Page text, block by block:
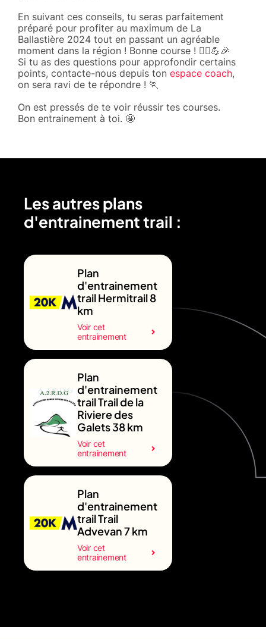
En suivant ces conseils, tu seras parfaitement
préparé pour profiter au maximum de La
Ballastière 2024 tout en passant un agréable
moment dans la région ! Bonne course ! 🏃‍♀️💪🎉
Si tu as des questions pour approfondir certains
points, contacte-nous depuis ton espace coach,
on sera ravi de te répondre ! 🏃
On est pressés de te voir réussir tes courses.
Bon entrainement à toi. 🤩
Les autres plans
d'entrainement trail :
Plan
d'entrainement
trail Hermitrail 8
km
Voir cet
entrainement
Plan
d'entrainement
trail Trail de la
Riviere des
Galets 38 km
Voir cet
entrainement
Plan
d'entrainement
trail Trail
Advevan 7 km
Voir cet
entrainement